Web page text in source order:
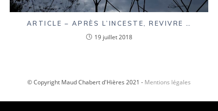
ARTICLE – APRÈS L’INCESTE, REVIVRE …
19 juillet 2018
© Copyright Maud Chabert d'Hières 2021 - Mentions légales